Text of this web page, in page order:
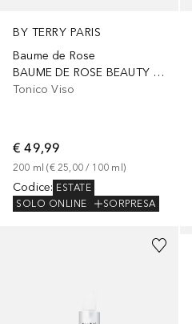
BY TERRY PARIS
Baume de Rose
BAUME DE ROSE BEAUTY TONER
Tonico Viso
€ 49,99
200 ml (€ 25,00 / 100 ml )
Codice: ESTATE
SOLO ONLINE
SORPRESA